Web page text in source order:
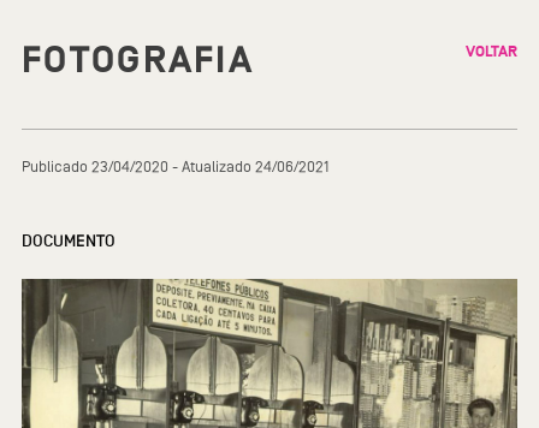
FOTOGRAFIA VOLTAR
Publicado 23/04/2020 - Atualizado 24/06/2021
DOCUMENTO